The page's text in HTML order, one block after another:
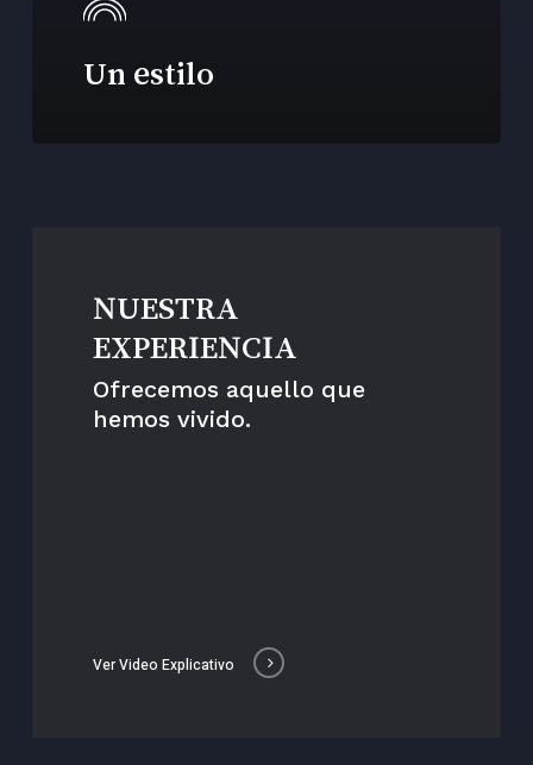
Un estilo
NUESTRA
EXPERIENCIA
Ofrecemos aquello que
hemos vivido.
Ver Video Explicativo